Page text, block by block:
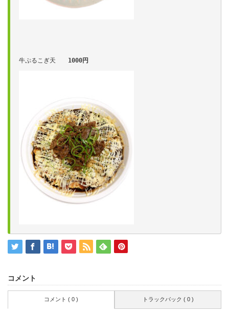
牛ぷるこぎ天 1000円
コメント
コメント ( 0 ) トラックバック ( 0 )